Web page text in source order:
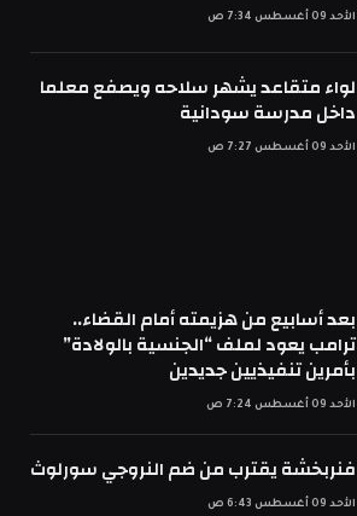
الأحد 09 أغسطس 7:34 ص
لواء متقاعد يشهر سلاحه ويصفع معلما
داخل مدرسة سودانية
الأحد 09 أغسطس 7:27 ص
بعد أسابيع من هزيمته أمام القضاء..
ترامب يعود لملف “الجنسية بالولادة”
بأمرين تنفيذيين جديدين
الأحد 09 أغسطس 7:24 ص
فنربخشة يقترب من ضم النروجي سورلوث
الأحد 09 أغسطس 6:43 ص